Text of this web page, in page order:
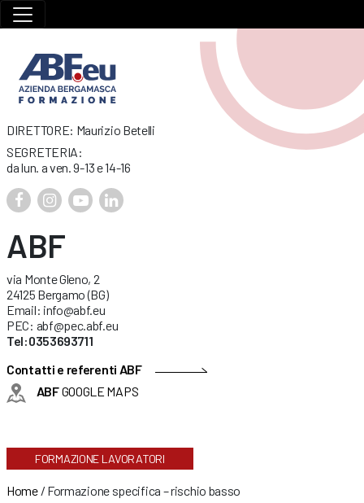
DIRETTORE: Maurizio Betelli
SEGRETERIA:
da lun. a ven. 9-13 e 14-16
ABF
via Monte Gleno, 2
24125 Bergamo (BG)
Email: info@abf.eu
PEC: abf@pec.abf.eu
Tel:0353693711
Contatti e referenti ABF
ABFGOOGLE MAPS
FORMAZIONE LAVORATORI
Home/ Formazione specifica – rischio basso